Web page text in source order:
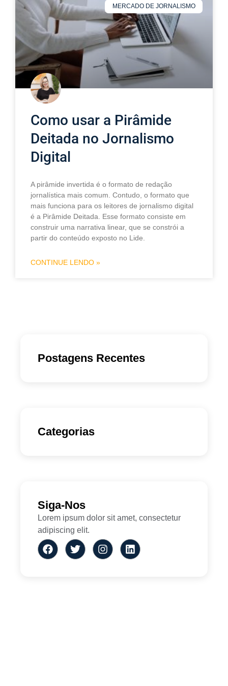
MERCADO DE JORNALISMO
Como usar a Pirâmide
Deitada no Jornalismo
Digital
A pirâmide invertida é o formato de redação
jornalística mais comum. Contudo, o formato que
mais funciona para os leitores de jornalismo digital
é a Pirâmide Deitada. Esse formato consiste em
construir uma narrativa linear, que se constrói a
partir do conteúdo exposto no Lide.
CONTINUE LENDO »
Postagens Recentes
Categorias
Siga-Nos
Lorem ipsum dolor sit amet, consectetur
adipiscing elit.